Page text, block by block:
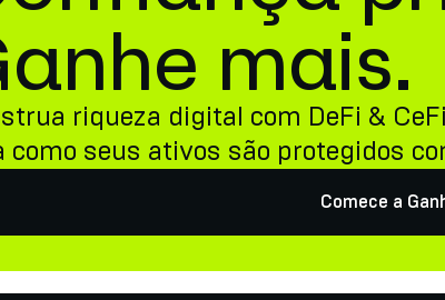
mais.
riqueza digital com DeFi & CeFi
como seus ativos são protegidos
Comece a